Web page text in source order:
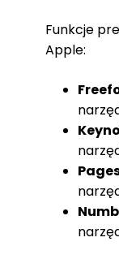
Funkcje
Apple: